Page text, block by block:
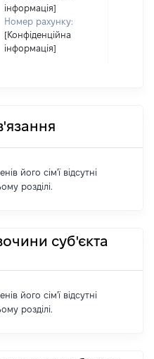
інформація]
Номер рахунку:
[Конфіденційна
інформація]
його сім'ї відсутні
розділі.
суб'єкта
його сім'ї відсутні
розділі.